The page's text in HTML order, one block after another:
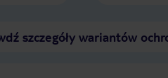
szczegóły wariantów